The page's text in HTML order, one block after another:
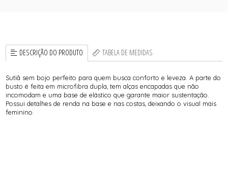
DESCRIÇÃO DO PRODUTO TABELA DE MEDIDAS
Sutiã sem bojo perfeito para quem busca conforto e leveza. A parte do
busto é feita em microfibra dupla, tem alças encapadas que não
incomodam e uma base de elástico que garante maior sustentação.
Possui detalhes de renda na base e nas costas, deixando o visual mais
feminino.